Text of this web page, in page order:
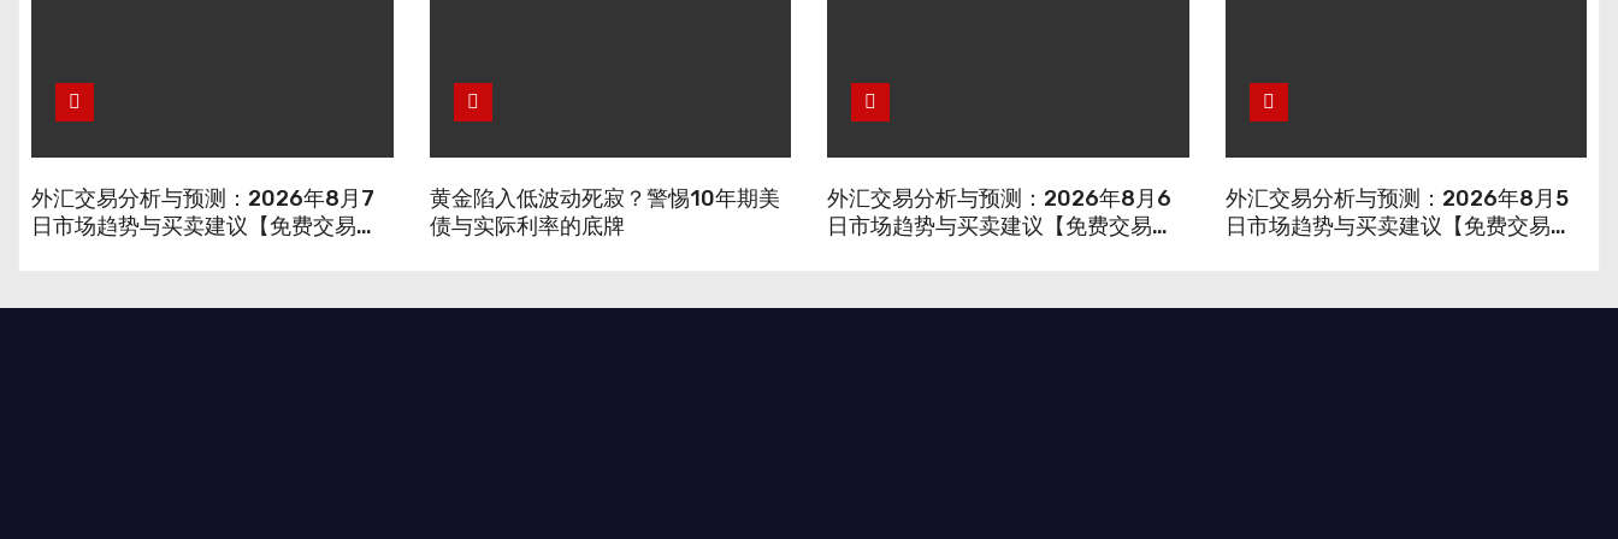
外汇交易分析与预测：2026年8月7
日市场趋势与买卖建议【免费交易信
黄金陷入低波动死寂？警惕10年期美
债与实际利率的底牌
外汇交易分析与预测：2026年8月6
日市场趋势与买卖建议【免费交易信
外汇交易分析与预测：2026年8月5
日市场趋势与买卖建议【免费交易信